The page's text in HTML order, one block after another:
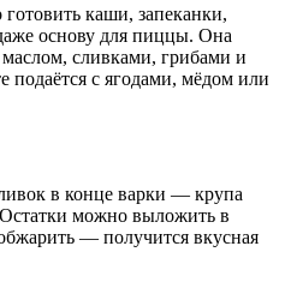
каши, запеканки,
основу для пиццы. Она
сливками, грибами и
подаётся с ягодами, мёдом или
в конце варки — крупа
можно выложить в
— получится вкусная